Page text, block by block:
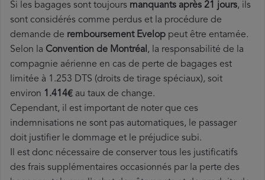
Si les bagages sont toujours manquants après 21 jours, ils
sont considérés comme perdus et la procédure de
demande de remboursement Evelop peut être entamée.
Selon la Convention de Montréal, la responsabilité de la
compagnie aérienne en cas de perte de bagages est
limitée à 1.253 DTS (droits de tirage spéciaux), soit
environ 1.414€ au taux de change.
Cependant, il est important de noter que ces
indemnisations ne sont pas automatiques, le passager
doit justifier le dommage et le préjudice subi.
Il est donc nécessaire de conserver tous les justificatifs
des frais supplémentaires occasionnés par la perte des